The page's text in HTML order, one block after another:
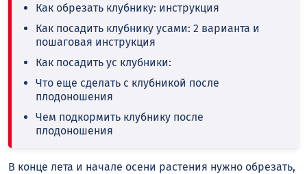
Как обрезать клубнику: инструкция
Как посадить клубнику усами: 2 варианта и
пошаговая инструкция
Как посадить ус клубники:
Что еще сделать с клубникой после
плодоношения
Чем подкормить клубнику после
плодоношения
В конце лета и начале осени растения нужно обрезать,